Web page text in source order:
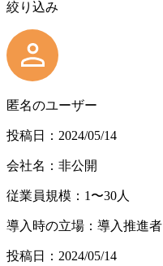
絞り込み
匿名のユーザー
投稿日：2024/05/14
会社名：非公開
従業員規模：1〜30人
導入時の立場：導入推進者
投稿日：2024/05/14